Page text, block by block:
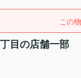
この
目の店舗一部